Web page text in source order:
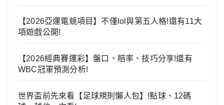
【2026亞運電競項目】不僅lol與第五人格!還有11大
項遊戲公開!
【2026經典賽運彩】盤口、賠率、技巧分享!還有
WBC冠軍預測分析!
世界盃前先來看【足球規則懶人包】!點球、12碼